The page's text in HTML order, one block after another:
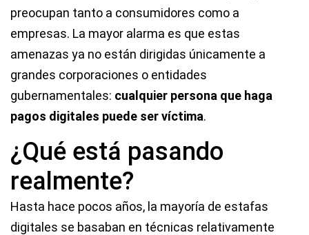
preocupan tanto a consumidores como a
empresas. La mayor alarma es que estas
amenazas ya no están dirigidas únicamente a
grandes corporaciones o entidades
gubernamentales: cualquier persona que haga
pagos digitales puede ser víctima.
¿Qué está pasando
realmente?
Hasta hace pocos años, la mayoría de estafas
digitales se basaban en técnicas relativamente